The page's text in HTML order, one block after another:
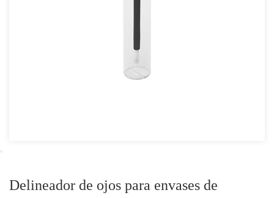
Delineador de ojos para envases de